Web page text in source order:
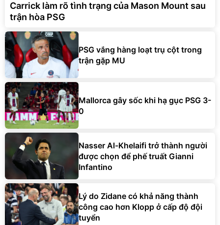
Carrick làm rõ tình trạng của Mason Mount sau
trận hòa PSG
PSG vắng hàng loạt trụ cột trong
trận gặp MU
Mallorca gây sốc khi hạ gục PSG 3-
0
Nasser Al-Khelaifi trở thành người
được chọn để phế truất Gianni
Infantino
Lý do Zidane có khả năng thành
công cao hơn Klopp ở cấp độ đội
tuyển